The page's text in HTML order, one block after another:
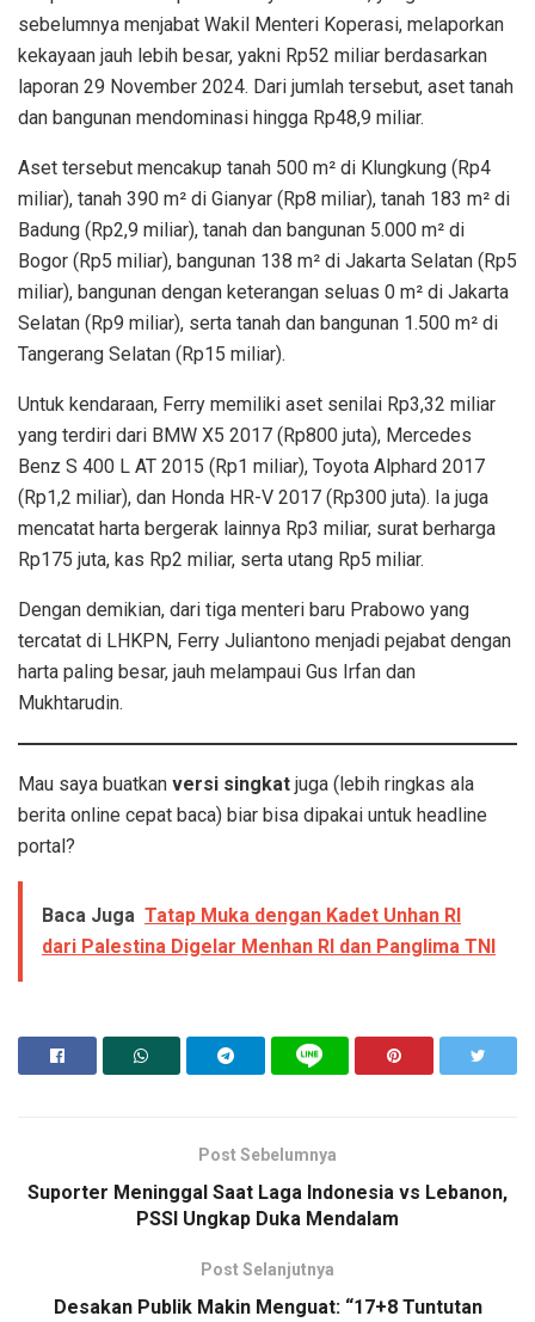
sebelumnya menjabat Wakil Menteri Koperasi, melaporkan
kekayaan jauh lebih besar, yakni Rp52 miliar berdasarkan
laporan 29 November 2024. Dari jumlah tersebut, aset tanah
dan bangunan mendominasi hingga Rp48,9 miliar.
Aset tersebut mencakup tanah 500 m² di Klungkung (Rp4
miliar), tanah 390 m² di Gianyar (Rp8 miliar), tanah 183 m² di
Badung (Rp2,9 miliar), tanah dan bangunan 5.000 m² di
Bogor (Rp5 miliar), bangunan 138 m² di Jakarta Selatan (Rp5
miliar), bangunan dengan keterangan seluas 0 m² di Jakarta
Selatan (Rp9 miliar), serta tanah dan bangunan 1.500 m² di
Tangerang Selatan (Rp15 miliar).
Untuk kendaraan, Ferry memiliki aset senilai Rp3,32 miliar
yang terdiri dari BMW X5 2017 (Rp800 juta), Mercedes
Benz S 400 L AT 2015 (Rp1 miliar), Toyota Alphard 2017
(Rp1,2 miliar), dan Honda HR-V 2017 (Rp300 juta). Ia juga
mencatat harta bergerak lainnya Rp3 miliar, surat berharga
Rp175 juta, kas Rp2 miliar, serta utang Rp5 miliar.
Dengan demikian, dari tiga menteri baru Prabowo yang
tercatat di LHKPN, Ferry Juliantono menjadi pejabat dengan
harta paling besar, jauh melampaui Gus Irfan dan
Mukhtarudin.
Mau saya buatkan versi singkat juga (lebih ringkas ala
berita online cepat baca) biar bisa dipakai untuk headline
portal?
Baca Juga Tatap Muka dengan Kadet Unhan RI
dari Palestina Digelar Menhan RI dan Panglima TNI
Post Sebelumnya
Suporter Meninggal Saat Laga Indonesia vs Lebanon,
PSSI Ungkap Duka Mendalam
Post Selanjutnya
Desakan Publik Makin Menguat: “17+8 Tuntutan